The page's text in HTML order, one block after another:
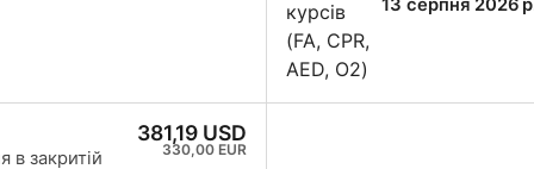
в екстрених ситуаціях. У цій гнучкій
адміністрування
13 серпня 2026
в закритій
381,19 USD
330,00 EUR